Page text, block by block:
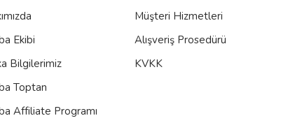
Ekibi
Bilgilerimiz
Toptan
Affiliate Programı
Müşteri Hizmetleri
Alışveriş Prosedürü
KVKK